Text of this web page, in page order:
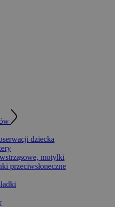
dziecka
motylki
przeciwsłoneczne